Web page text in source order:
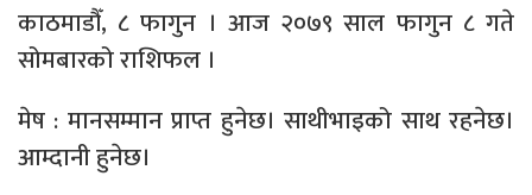
काठमाडौँ, ८ फागुन । आज २०७९ साल फागुन ८ गते
सोमबारको राशिफल ।
मेष : मानसम्मान प्राप्त हुनेछ। साथीभाइको साथ रहनेछ।
आम्दानी हुनेछ।